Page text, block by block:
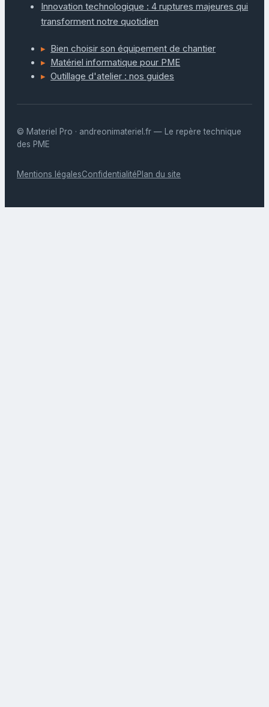
Innovation technologique : 4 ruptures majeures qui
transforment notre quotidien
Bien choisir son équipement de chantier
Matériel informatique pour PME
Outillage d'atelier : nos guides
© Materiel Pro · andreonimateriel.fr — Le repère technique
des PME
Mentions légalesConfidentialitéPlan du site